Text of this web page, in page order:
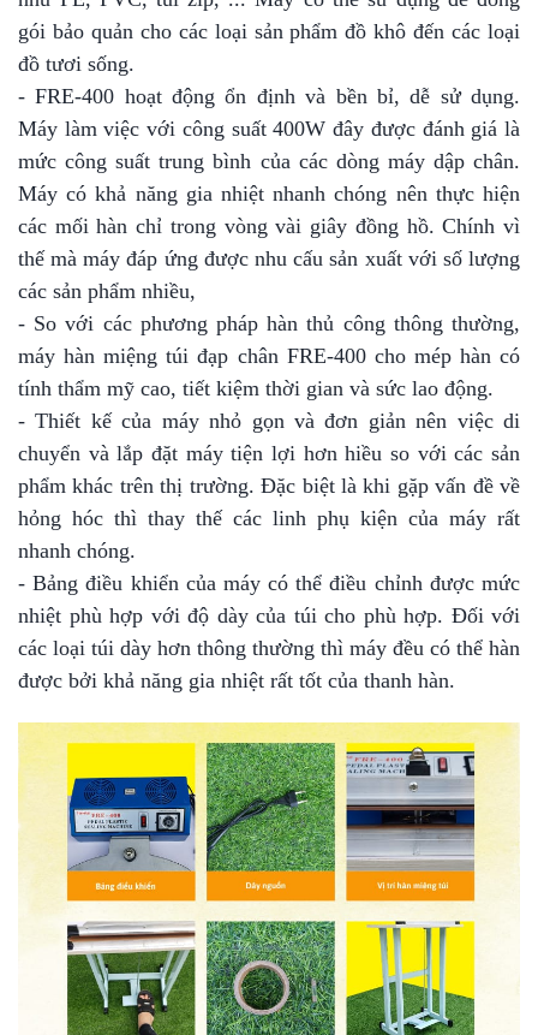
gói bảo quản cho các loại sản phẩm đồ khô đến các loại
đồ tươi sống.
- FRE-400 hoạt động ổn định và bền bỉ, dễ sử dụng.
Máy làm việc với công suất 400W đây được đánh giá là
mức công suất trung bình của các dòng máy dập chân.
Máy có khả năng gia nhiệt nhanh chóng nên thực hiện
các mối hàn chỉ trong vòng vài giây đồng hồ. Chính vì
thế mà máy đáp ứng được nhu cấu sản xuất với số lượng
các sản phẩm nhiều,
- So với các phương pháp hàn thủ công thông thường,
máy hàn miệng túi đạp chân FRE-400 cho mép hàn có
tính thẩm mỹ cao, tiết kiệm thời gian và sức lao động.
- Thiết kế của máy nhỏ gọn và đơn giản nên việc di
chuyển và lắp đặt máy tiện lợi hơn hiều so với các sản
phẩm khác trên thị trường. Đặc biệt là khi gặp vấn đề về
hỏng hóc thì thay thế các linh phụ kiện của máy rất
nhanh chóng.
- Bảng điều khiển của máy có thể điều chỉnh được mức
nhiệt phù hợp với độ dày của túi cho phù hợp. Đối với
các loại túi dày hơn thông thường thì máy đều có thể hàn
được bởi khả năng gia nhiệt rất tốt của thanh hàn.